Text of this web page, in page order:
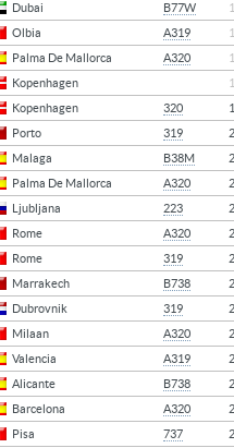
Dubai B77W
Olbia A319
Palma De Mallorca A320
Kopenhagen
Kopenhagen 320
Porto 319
Malaga B38M
Palma De Mallorca A320
Ljubljana 223
Rome A320
Rome 319
Marrakech B738
Dubrovnik 319
Milaan A320
Valencia A319
Alicante B738
Barcelona A320
Pisa 737